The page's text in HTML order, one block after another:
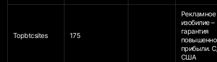
Topbtcsites 175
Рекламное
изобилие –
гарантия
прибыли.
США